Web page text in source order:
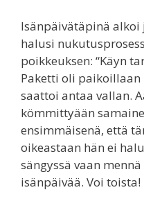
Isänpäivätäpinä
halusi
poikkeuksen: “Käyn
Paketti oli
saattoi antaa vallan.
kömmittyään
ensimmäisenä, että
oikeastaan hän ei
sängyssä vaan
isänpäivää. Voi toista!